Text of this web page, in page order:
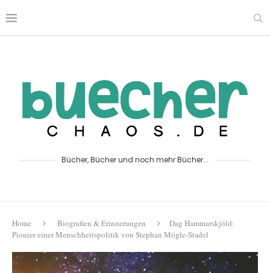
Bücher, Bücher und noch mehr Bücher...
Home Biografien & Erinnerungen
Dag Hammarskjöld:
Pionier einer Menschheitspolitik von Stephan Mögle-Stadel